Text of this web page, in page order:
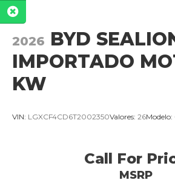
2026 BYD
IMPORTADO
KW
VIN: LGXCF4CD6T2002350Valores: 26Modelo:
Call For
MSRP